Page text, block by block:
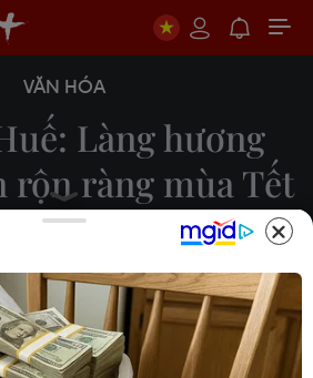
VĂN HÓA
Làng hương
rộn ràng mùa Tết
tín ngưỡng, những năm trở lại
hương Thủy Xuân còn phát
truyền thống kết hợp trải